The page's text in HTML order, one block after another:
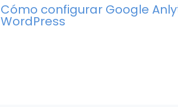
Cómo configurar Google
WordPress